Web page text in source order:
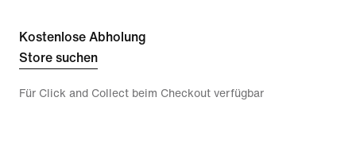
Kostenlose Abholung
Store suchen
Für Click and Collect beim Checkout verfügbar